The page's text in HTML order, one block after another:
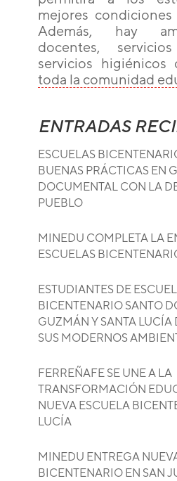
mejores
Además, hay
docentes,
servicios higiénicos
toda la comunidad
ENTRADAS
ESCUELAS
BUENAS PRÁCTICAS EN
DOCUMENTAL CON LA
PUEBLO
MINEDU COMPLETA LA
ESCUELAS
ESTUDIANTES DE
BICENTENARIO SANTO
GUZMÁN Y SANTA LUCÍA
SUS MODERNOS
FERREÑAFE SE UNE A LA
TRANSFORMACIÓN
NUEVA ESCUELA
LUCÍA
MINEDU ENTREGA
BICENTENARIO EN SAN